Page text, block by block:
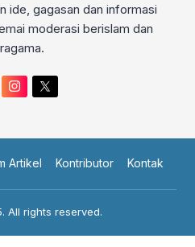
ide, gagasan dan informasi
moderasi berislam dan
Artikel Kontributor Kontak
All rights reserved.